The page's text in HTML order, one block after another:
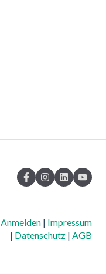
Anmelden | Impressum
| Datenschutz | AGB